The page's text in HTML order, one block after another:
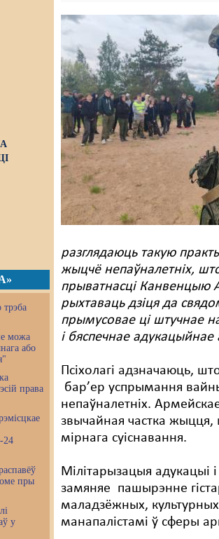
можа
або
права
24
пры
у
разглядаюць такую
жыцчё непаўналетніх,
прыватнасці Канвенцыю
рыхтаваць дзіця да
прымусовае ці штучнае
і бяспечнае адукацыйнае
Псіхолагі адзначаюць,
бар’ер успрымання
непаўналетніх.
звычайная частка жыцця,
мірнага суіснавання.
Мілітарызацыя адукацыі
замяняе пашырэнне
маладзёжных, культурных
манапалістамі ў сферы